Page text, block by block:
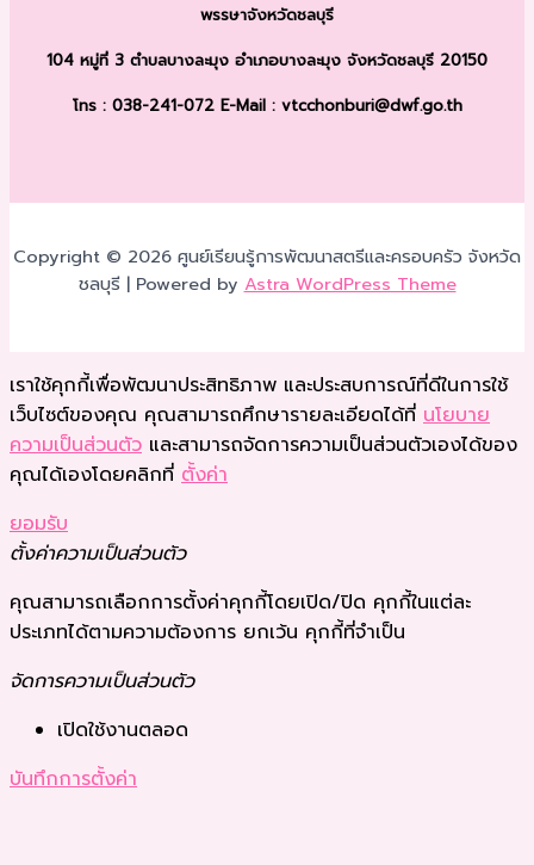
พรรษาจังหวัดชลบุรี
104 หมู่ที่ 3 ตำบลบางละมุง อำเภอบางละมุง จังหวัดชลบุรี 20150
โทร : 038-241-072 E-Mail : vtcchonburi@dwf.go.th
Copyright © 2026 ศูนย์เรียนรู้การพัฒนาสตรีและครอบครัว จังหวัด
ชลบุรี | Powered byAstra WordPress Theme
เราใช้คุกกี้เพื่อพัฒนาประสิทธิภาพ และประสบการณ์ที่ดีในการใช้
เว็บไซต์ของคุณ คุณสามารถศึกษารายละเอียดได้ที่ นโยบาย
ความเป็นส่วนตัว และสามารถจัดการความเป็นส่วนตัวเองได้ของ
คุณได้เองโดยคลิกที่ ตั้งค่า
ยอมรับ
ตั้งค่าความเป็นส่วนตัว
คุณสามารถเลือกการตั้งค่าคุกกี้โดยเปิด/ปิด คุกกี้ในแต่ละ
ประเภทได้ตามความต้องการ ยกเว้น คุกกี้ที่จำเป็น
จัดการความเป็นส่วนตัว
เปิดใช้งานตลอด
บันทึกการตั้งค่า